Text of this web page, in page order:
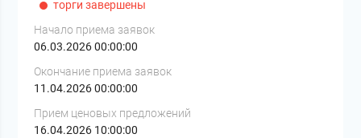
торги завершены
Начало приема заявок
06.03.2026 00:00:00
Окончание приема заявок
11.04.2026 00:00:00
Прием ценовых предложений
16.04.2026 10:00:00